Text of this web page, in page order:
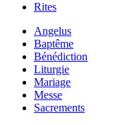
Rites
Angelus
Baptême
Bénédiction
Liturgie
Mariage
Messe
Sacrements